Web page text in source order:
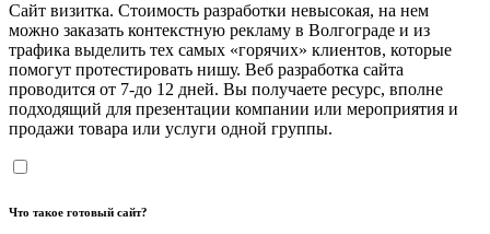
Сайт визитка. Стоимость разработки невысокая, на нем
можно заказать контекстную рекламу в Волгограде и из
трафика выделить тех самых «горячих» клиентов, которые
помогут протестировать нишу. Веб разработка сайта
проводится от 7-до 12 дней. Вы получаете ресурс, вполне
подходящий для презентации компании или мероприятия и
продажи товара или услуги одной группы.
Что такое готовый сайт?